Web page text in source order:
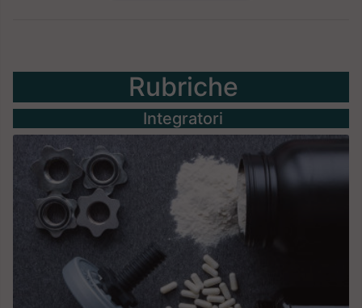
Rubriche
Integratori